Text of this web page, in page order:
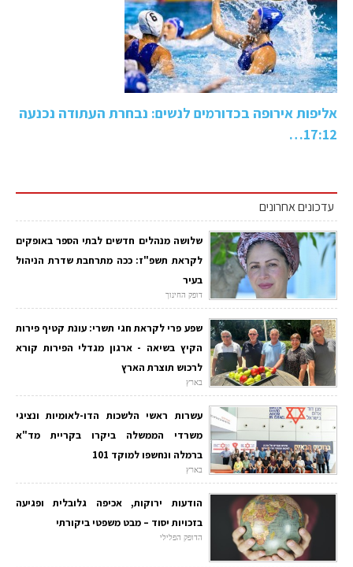
אליפות אירופה בכדורמים לנשים: נבחרת העתודה נכנעה
17:12…
עדכונים אחרונים
שלושה מנהלים חדשים לבתי הספר באופקים
לקראת תשפ"ז: ככה מתרחבת שדרת הניהול
בעיר
דופק החינוך
שפע פרי לקראת חגי תשרי: עונת קטיף פירות
הקיץ בשיאה - ארגון מגדלי הפירות קורא
לרכוש תוצרת הארץ
בארץ
עשרות ראשי הלשכות הדו-לאומיות ונציגי
משרדי הממשלה ביקרו בקריית מד"א
ברמלה ונחשפו למוקד 101
בארץ
הודעות ירוקות, אכיפה גלובלית ופגיעה
בזכויות יסוד – מבט משפטי ביקורתי
הדופק הפלילי